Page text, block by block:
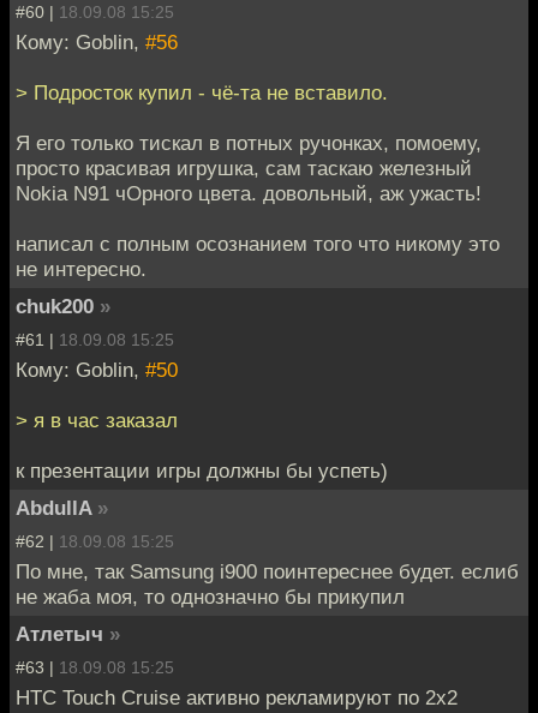
#60 | 18.09.08 15:25
Кому: Goblin, #56
> Подросток купил - чё-та не вставило.
Я его только тискал в потных ручонках, помоему,
просто красивая игрушка, сам таскаю железный
Nokia N91 чОрного цвета. довольный, аж ужасть!
написал с полным осознанием того что никому это
не интересно.
chuk200 »
#61 | 18.09.08 15:25
Кому: Goblin, #50
> я в час заказал
к презентации игры должны бы успеть)
AbdullA »
#62 | 18.09.08 15:25
По мне, так Samsung i900 поинтереснее будет. еслиб
не жаба моя, то однозначно бы прикупил
Атлетыч »
#63 | 18.09.08 15:25
HTC Touch Cruise активно рекламируют по 2х2